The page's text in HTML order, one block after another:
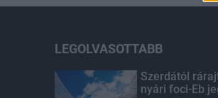
LEGOLVASOTTABB
Szerdától
nyári foci-Eb